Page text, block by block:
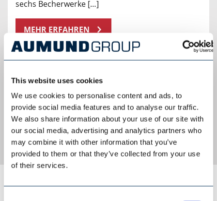
This website uses cookies
We use cookies to personalise content and ads, to
provide social media features and to analyse our traffic.
We also share information about your use of our site with
our social media, advertising and analytics partners who
may combine it with other information that you’ve
provided to them or that they’ve collected from your use
of their services.
sechs Becherwerke […]
MEHR ERFAHREN
WEITERE NEWS IN ENGLISCHER SPRACHE